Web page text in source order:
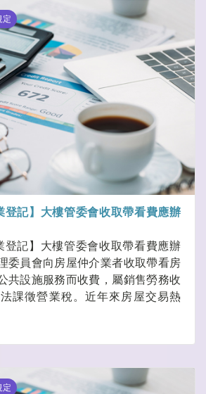
定
登記】大樓管委會收取帶看費應辦
登記】大樓管委會收取帶看費應辦
委員會向房屋仲介業者收取帶看房
共設施服務而收費，屬銷售勞務收
課徵營業稅。近年來房屋交易熱
定